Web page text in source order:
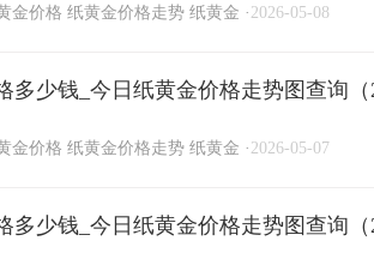
金价格 纸黄金价格走势 纸黄金 · 2026-05-08
多少钱_今日纸黄金价格走势图查询（
金价格 纸黄金价格走势 纸黄金 · 2026-05-07
多少钱_今日纸黄金价格走势图查询（